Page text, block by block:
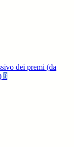
dei premi (da
8